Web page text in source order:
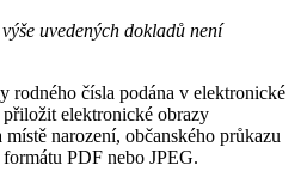
uvedených dokladů není
rodného čísla podána v elektronické
elektronické obrazy
narození, občanského průkazu
PDF nebo JPEG.